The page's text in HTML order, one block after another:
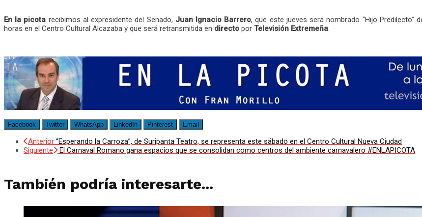
En la picota recibimos al expresidente del Senado, Juan Ignacio Barrero, que este jueves será nombrado “Hijo Predilecto”
horas en el Centro Cultural Alcazaba y que será retransmitida en directo por Televisión Extremeña.
Facebook Twitter WhatsApp LinkedIn Pinterest Email
Anterior “Esperando la Carroza”, de Suripanta Teatro, se representa este sábado en el Centro Cultural Nueva Ciudad
Siguiente
El Carnaval Romano gana espacios que se consolidan como centros del ambiente carnavalero #ENLAPICOTA
También podría interesarte...